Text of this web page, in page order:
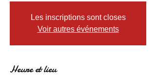
Les inscriptions sont closes
Voir autres événements
Heure et lieu